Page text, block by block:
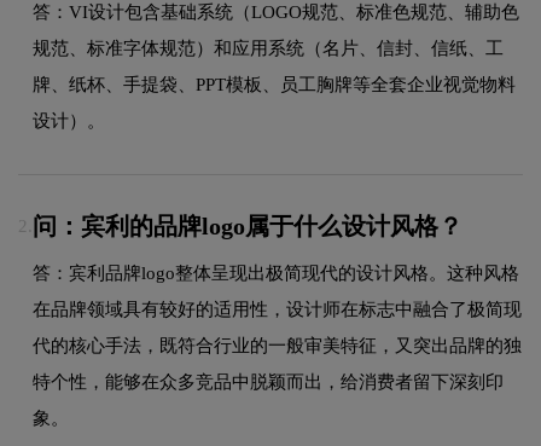
答：VI设计包含基础系统（LOGO规范、标准色规范、辅助色
规范、标准字体规范）和应用系统（名片、信封、信纸、工
牌、纸杯、手提袋、PPT模板、员工胸牌等全套企业视觉物料
设计）。
2. 问：宾利的品牌logo属于什么设计风格？
答：宾利品牌logo整体呈现出极简现代的设计风格。这种风格
在品牌领域具有较好的适用性，设计师在标志中融合了极简现
代的核心手法，既符合行业的一般审美特征，又突出品牌的独
特个性，能够在众多竞品中脱颖而出，给消费者留下深刻印
象。